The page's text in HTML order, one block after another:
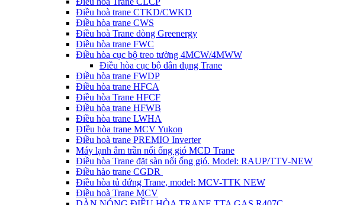
Điều hoà trane CTKD/CWKD
Điều hòa trane CWS
Điều hoà Trane dòng Greenergy
Điều hòa trane FWC
Điều hòa cục bộ treo tường 4MCW/4MWW
Điều hòa cục bộ dân dụng Trane
Điều hòa trane FWDP
Điều hòa trane HFCA
Điều hòa Trane HFCF
Điều hòa trane HFWB
Điều hòa trane LWHA
ĐIều hòa trane MCV Yukon
Điều hoà trane PREMIO Inverter
Máy lạnh âm trần nối ống gió MCD Trane
Điều hòa Trane đặt sàn nối ống gió. Model: RAUP/TTV-NEW
Điều hào trane CGDR
Điều hòa tủ đứng Trane, model: MCV-TTK NEW
Điều hoà Trane MCV